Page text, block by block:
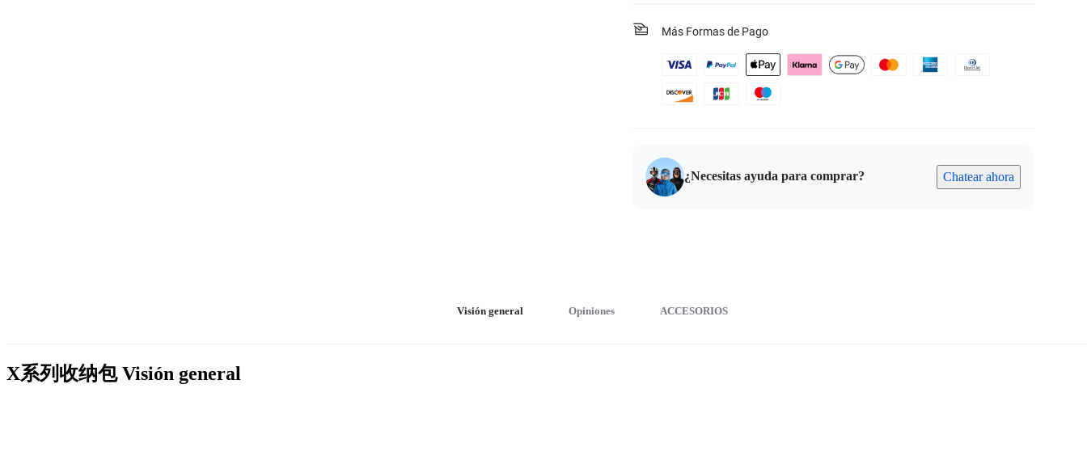
Más Formas de Pago
¿Necesitas ayuda para comprar? Chatear ahora
Visión general Opiniones ACCESORIOS
X系列收纳包Visión general